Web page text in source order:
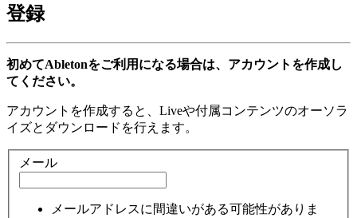
登録
初めてAbletonをご利用になる場合は、アカウントを作成し
てください。
アカウントを作成すると、Liveや付属コンテンツのオーソラ
イズとダウンロードを行えます。
メール
メールアドレスに間違いがある可能性がありま